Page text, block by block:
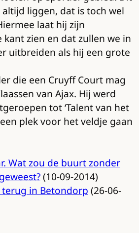
liggen, dat is toch wel
laat hij zijn
kant zien en dat zullen we in
uitbreiden als hij een grote
die een Cruyff Court mag
van Ajax. Hij werd
tot ‘Talent van het
een plek voor het veldje gaan
Wat zou de buurt zonder
(10-09-2014)
in Betondorp (26-06-